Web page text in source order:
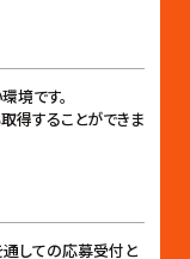
境です。
得することができま
しての応募受付と